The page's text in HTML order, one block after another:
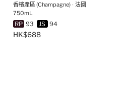
香檳產區 (Champagne) ∙ 法國
750mL
RP 93 JS 94
HK$688